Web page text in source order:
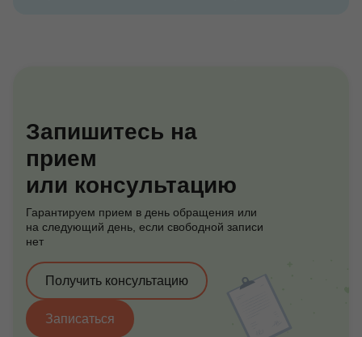
Запишитесь на
прием
или консультацию
Гарантируем прием в день обращения или
на следующий день, если свободной записи
нет
Записаться
Получить консультацию